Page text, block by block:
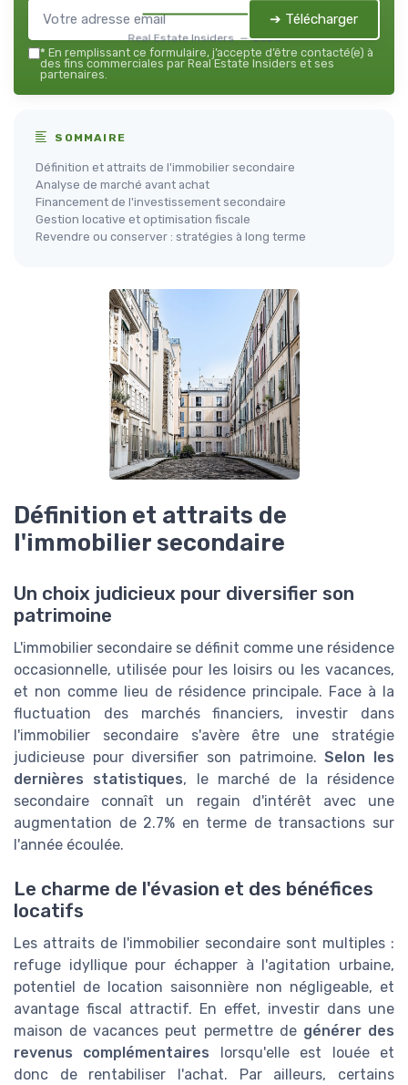
Real Estate Insiders — 2026
➔ Télécharger
* En remplissant ce formulaire, j’accepte d’être contacté(e) à
des fins commerciales par Real Estate Insiders et ses
partenaires.
SOMMAIRE
Définition et attraits de l'immobilier secondaire
Analyse de marché avant achat
Financement de l'investissement secondaire
Gestion locative et optimisation fiscale
Revendre ou conserver : stratégies à long terme
Définition et attraits de
l'immobilier secondaire
Un choix judicieux pour diversifier son
patrimoine
L'immobilier secondaire se définit comme une résidence
occasionnelle, utilisée pour les loisirs ou les vacances,
et non comme lieu de résidence principale. Face à la
fluctuation des marchés financiers, investir dans
l'immobilier secondaire s'avère être une stratégie
judicieuse pour diversifier son patrimoine.Selon les
dernières statistiques, le marché de la résidence
secondaire connaît un regain d'intérêt avec une
augmentation de 2.7% en terme de transactions sur
l'année écoulée.
Le charme de l'évasion et des bénéfices
locatifs
Les attraits de l'immobilier secondaire sont multiples :
refuge idyllique pour échapper à l'agitation urbaine,
potentiel de location saisonnière non négligeable, et
avantage fiscal attractif. En effet, investir dans une
maison de vacances peut permettre de générer des
revenus complémentaires lorsqu'elle est louée et
donc de rentabiliser l'achat. Par ailleurs, certains